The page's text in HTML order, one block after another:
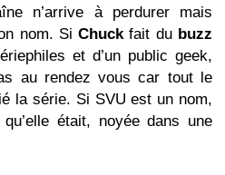
n’arrive à perdurer mais
nom. SiChuckfait du buzz
et d’un public geek,
au rendez vous car tout le
la série. Si SVU est un nom,
était, noyée dans une